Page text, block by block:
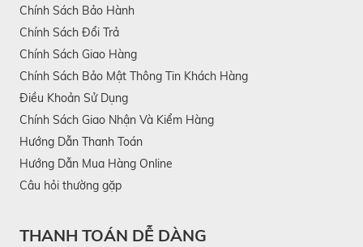
Chính Sách Bảo Hành
Chính Sách Đổi Trả
Chính Sách Giao Hàng
Chính Sách Bảo Mật Thông Tin Khách Hàng
Điều Khoản Sử Dụng
Chính Sách Giao Nhận Và Kiểm Hàng
Hướng Dẫn Thanh Toán
Hướng Dẫn Mua Hàng Online
Câu hỏi thường gặp
THANH TOÁN DỄ DÀNG